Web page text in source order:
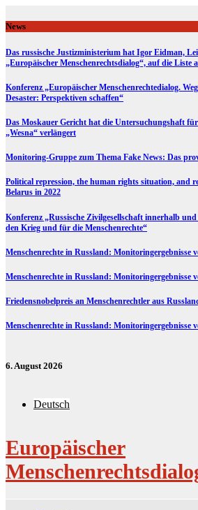
to
content
News
Das russische Justizministerium hat Igor Eidman,
„Europäischer Menschenrechtsdialog“, auf die Liste
Konferenz „Europäischer Menschenrechtedialog.
Desaster: Perspektiven schaffen“
Das Moskauer Gericht hat die Untersuchungshaft
„Wesna“ verlängert
Monitoring-Gruppe zum Thema Fake News: Das
Political repression, the human rights situation, and
Belarus in 2022
Konferenz „Russische Zivilgesellschaft innerhalb
den Krieg und für die Menschenrechte“
Menschenrechte in Russland: Monitoringergebnisse
Menschenrechte in Russland: Monitoringergebnisse
Friedensnobelpreis an Menschenrechtler aus
Menschenrechte in Russland: Monitoringergebnisse
6. August 2026
Deutsch
Europäischer